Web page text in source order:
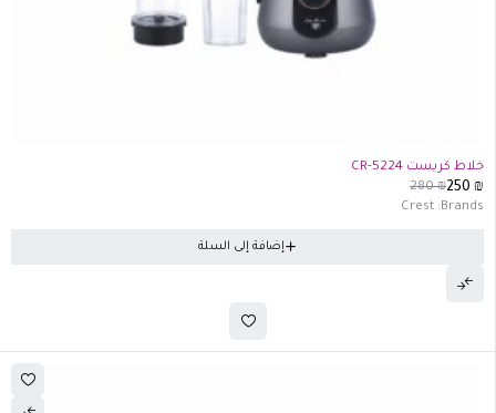
خلاط كريست CR-5224
280₪250
Brands:
Crest
إضافة إلى السلة